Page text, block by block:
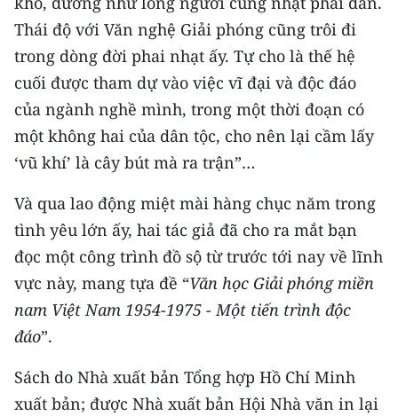
Thái độ với Văn nghệ Giải phóng cũng trôi đi
trong dòng đời phai nhạt ấy. Tự cho là thế hệ
cuối được tham dự vào việc vĩ đại và độc đáo
của ngành nghề mình, trong một thời đoạn có
một không hai của dân tộc, cho nên lại cầm lấy
‘vũ khí’ là cây bút mà ra trận”…
Và qua lao động miệt mài hàng chục năm trong
tình yêu lớn ấy, hai tác giả đã cho ra mắt bạn
đọc một công trình đồ sộ từ trước tới nay về lĩnh
vực này, mang tựa đề “Văn học Giải phóng miền
nam Việt Nam 1954-1975 - Một tiến trình độc
đáo”.
Sách do Nhà xuất bản Tổng hợp Hồ Chí Minh
xuất bản; được Nhà xuất bản Hội Nhà văn in lại